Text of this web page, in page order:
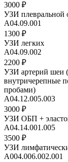
3000 ₽
УЗИ плевральной
А04.09.001
1300 ₽
УЗИ легких
A04.09.002
2200 ₽
УЗИ артерий шеи
внутричерепные
пробами)
A04.12.005.003
3000 ₽
УЗИ ОБП +
A04.14.001.005
3500 ₽
УЗИ
А004.006.002.001